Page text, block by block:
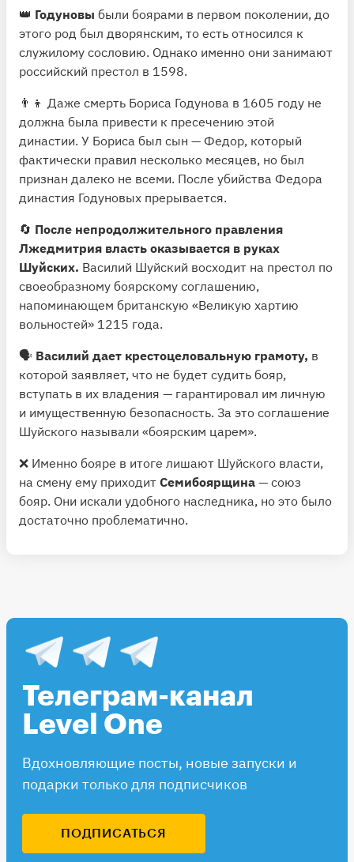
👑 Годуновы были боярами в первом поколении, до
этого род был дворянским, то есть относился к
служилому сословию. Однако именно они занимают
российский престол в 1598.
👨‍👦 Даже смерть Бориса Годунова в 1605 году не
должна была привести к пресечению этой
династии. У Бориса был сын — Федор, который
фактически правил несколько месяцев, но был
признан далеко не всеми. После убийства Федора
династия Годуновых прерывается.
🔄 После непродолжительного правления
Лжедмитрия власть оказывается в руках
Шуйских. Василий Шуйский восходит на престол по
своеобразному боярскому соглашению,
напоминающем британскую «Великую хартию
вольностей» 1215 года.
🗣 Василий дает крестоцеловальную грамоту, в
которой заявляет, что не будет судить бояр,
вступать в их владения — гарантировал им личную
и имущественную безопасность. За это соглашение
Шуйского называли «боярским царем».
❌ Именно бояре в итоге лишают Шуйского власти,
на смену ему приходит Семибоярщина — союз
бояр. Они искали удобного наследника, но это было
достаточно проблематично.
Телеграм-канал
Level One
Вдохновляющие посты, новые запуски и
подарки только для подписчиков
ПОДПИСАТЬСЯ